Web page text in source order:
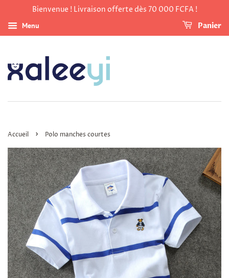
Bienvenue ! Livraison offerte dès 70 000 FCFA !
Menu Panier
Accueil › Polo manches courtes